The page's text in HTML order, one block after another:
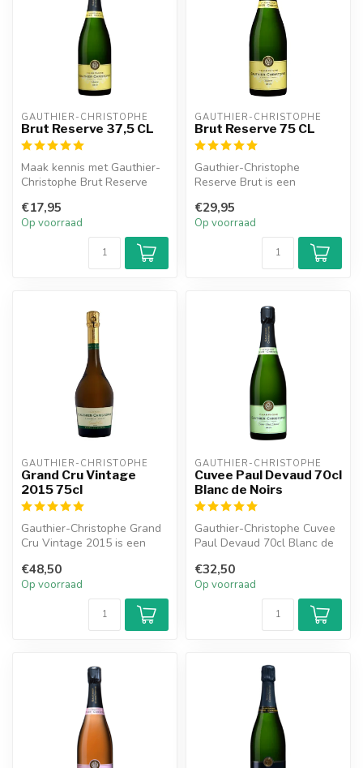
GAUTHIER-CHRISTOPHE
Brut Reserve 37,5 CL
Maak kennis met Gauthier-
Christophe Brut Reserve
rech...
€17,95
Op voorraad
GAUTHIER-CHRISTOPHE
Brut Reserve 75 CL
Gauthier-Christophe
Reserve Brut is een
fijne aanhoudend...
€29,95
Op voorraad
GAUTHIER-CHRISTOPHE
Grand Cru Vintage
2015 75cl
Gauthier-Christophe Grand
Cru Vintage 2015 is een
meer d...
€48,50
Op voorraad
GAUTHIER-CHRISTOPHE
Cuvee Paul Devaud 70cl
Blanc de Noirs
Gauthier-Christophe Cuvee
Paul Devaud 70cl Blanc de
Pino...
€32,50
Op voorraad